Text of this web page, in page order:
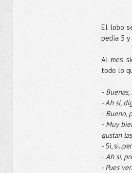
El lobo
pedía 5 y
Al mes
todo lo
-
-Ahsi,
- Bueno,
- Muy
gustan
- Si,
- Ahsi,
- Pues